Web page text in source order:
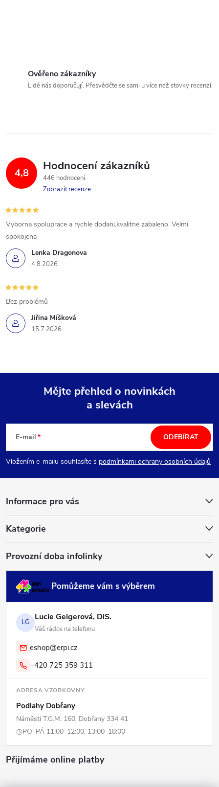
Ověřeno zákazníky
Lidé nás doporučují. Přesvědčte se sami u více než stovky recenzí.
4,8 Hodnocení zákazníků
446 hodnocení
Zobrazit recenze
Lenka Dragonova
4.8.2026
Vyborna spoluprace a rychle dodani,kvalitne zabaleno. Velmi
spokojena
Jiřina Míšková
15.7.2026
Bez problémů
p
Mějte přehled o novinkách
a slevách
E-mail
Vložením e-mailu souhlasíte s podmínkami ochrany osobních údajů
ODEBÍRAT
Informace pro vás
Kategorie
Provozní doba infolinky
Pomůžeme vám s výběrem
LG Lucie Geigerová, DiS.
Váš rádce na telefonu
eshop@erpi.cz
+420 725 359 311
ADRESA VZORKOVNY
Podlahy Dobřany
Náměstí T.G.M. 160, Dobřany 334 41
PO–PÁ 11:00–12:00, 13:00–18:00
Přijímáme online platby